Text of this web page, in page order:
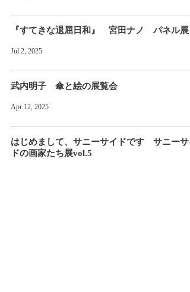
『すてきな退屈日和』 宮田ナノ パネル展
Jul 2, 2025
武内明子 傘と絵の展覧会
Apr 12, 2025
はじめまして、サニーサイドです サニーサ
ドの画家たち展vol.5